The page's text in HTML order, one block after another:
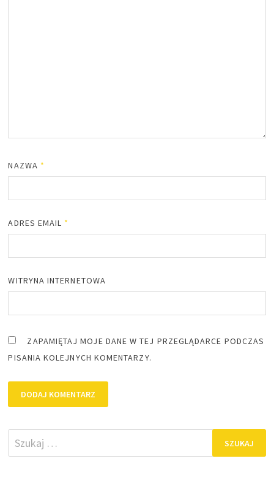
NAZWA *
ADRES EMAIL *
WITRYNA INTERNETOWA
ZAPAMIĘTAJ MOJE DANE W TEJ PRZEGLĄDARCE PODCZAS
PISANIA KOLEJNYCH KOMENTARZY.
Szukaj: